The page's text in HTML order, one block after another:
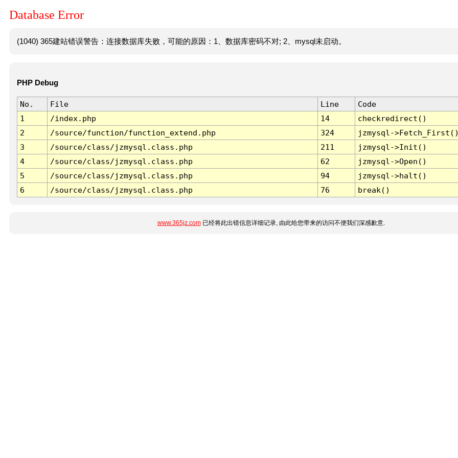
Database Error
(1040) 365建站错误警告：连接数据库失败，可能的原因：1、数据库密码不对; 2、mysql未启动。
PHP Debug
No. File Line
Code
1
/index.php 14
checkredirect()
2
/source/function/function_extend.php 324
jzmysql-
3
/source/class/jzmysql.class.php 211
jzmysql->Init()
4
/source/class/jzmysql.class.php 62
jzmysql->Open()
5
/source/class/jzmysql.class.php 94
jzmysql->halt()
6
/source/class/jzmysql.class.php 76 break()
www.365jz.com已经将此出错信息详细记录, 由此给您带来的访问不便我们深感歉意.